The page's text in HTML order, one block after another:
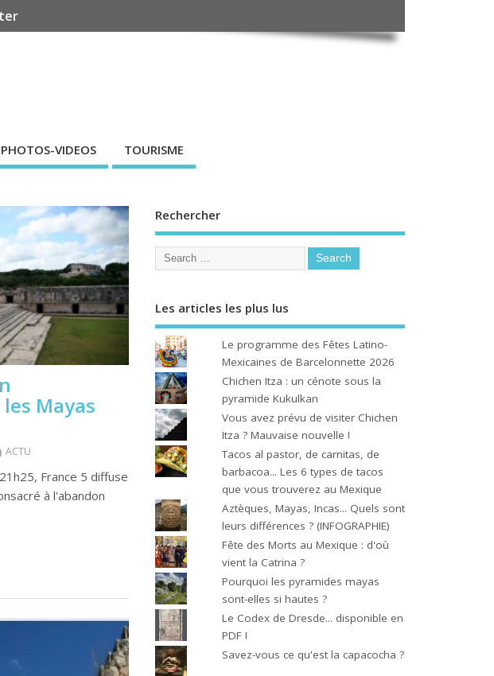
PHOTOS-VIDEOS TOURISME
Mayas
ACTU
France 5 diffuse
à l'abandon
Rechercher
Les articles les plus lus
Le programme des Fêtes Latino-
Mexicaines de Barcelonnette 2026
Chichen Itza : un cénote sous la
pyramide Kukulkan
Vous avez prévu de visiter Chichen
Itza ? Mauvaise nouvelle !
Tacos al pastor, de carnitas, de
barbacoa... Les 6 types de tacos
que vous trouverez au Mexique
Aztèques, Mayas, Incas... Quels sont
leurs différences ? (INFOGRAPHIE)
Fête des Morts au Mexique : d'où
vient la Catrina ?
Pourquoi les pyramides mayas
sont-elles si hautes ?
Le Codex de Dresde... disponible en
PDF !
Savez-vous ce qu'est la capacocha ?